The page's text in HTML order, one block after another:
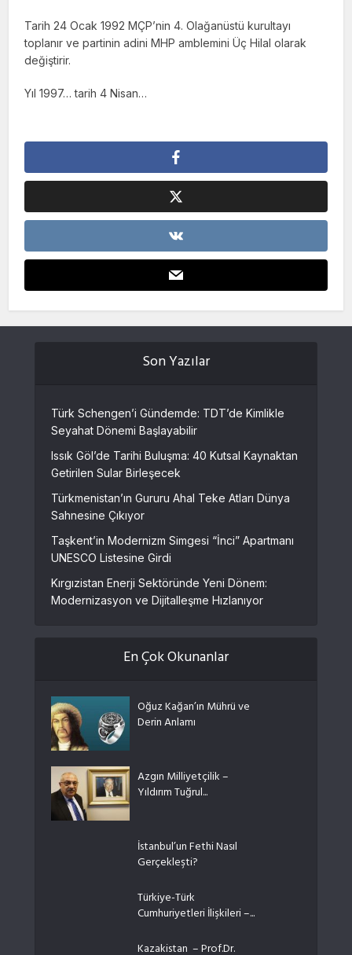
Tarih 24 Ocak 1992 MÇP’nin 4. Olağanüstü kurultayı
toplanır ve partinin adini MHP amblemini Üç Hilal olarak
değiştirir.
Yıl 1997… tarih 4 Nisan…
Son Yazılar
Türk Schengen’i Gündemde: TDT’de Kimlikle
Seyahat Dönemi Başlayabilir
Issık Göl’de Tarihi Buluşma: 40 Kutsal Kaynaktan
Getirilen Sular Birleşecek
Türkmenistan’ın Gururu Ahal Teke Atları Dünya
Sahnesine Çıkıyor
Taşkent’in Modernizm Simgesi “İnci” Apartmanı
UNESCO Listesine Girdi
Kırgızistan Enerji Sektöründe Yeni Dönem:
Modernizasyon ve Dijitalleşme Hızlanıyor
En Çok Okunanlar
Oğuz Kağan’ın Mührü ve
Derin Anlamı
Azgın Milliyetçilik –
Yıldırım Tuğrul...
İstanbul’un Fethi Nasıl
Gerçekleşti?
Türkiye-Türk
Cumhuriyetleri İlişkileri –...
Kazakistan – Prof.Dr.